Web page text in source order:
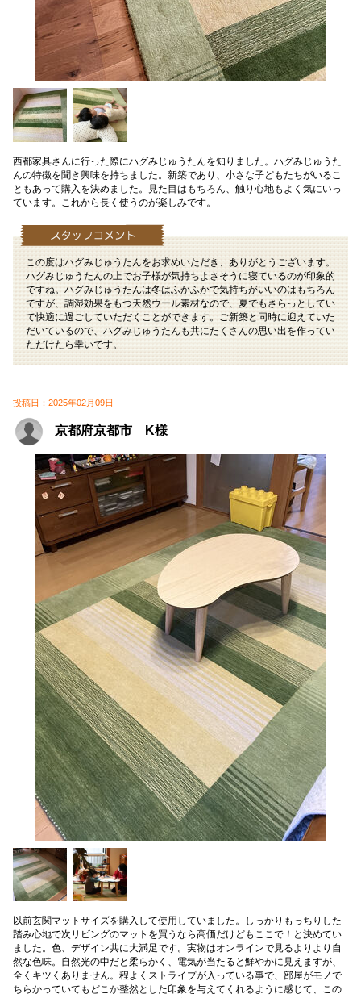
西都家具さんに行った際にハグみじゅうたんを知りました。ハグみじゅうた
んの特徴を聞き興味を持ちました。新築であり、小さな子どもたちがいるこ
ともあって購入を決めました。見た目はもちろん、触り心地もよく気にいっ
ています。これから長く使うのが楽しみです。
この度はハグみじゅうたんをお求めいただき、ありがとうございます。
ハグみじゅうたんの上でお子様が気持ちよさそうに寝ているのが印象的
ですね。ハグみじゅうたんは冬はふかふかで気持ちがいいのはもちろん
ですが、調湿効果をもつ天然ウール素材なので、夏でもさらっとしてい
て快適に過ごしていただくことができます。ご新築と同時に迎えていた
だいているので、ハグみじゅうたんも共にたくさんの思い出を作ってい
ただけたら幸いです。
投稿日：2025年02月09日
京都府京都市 K様
以前玄関マットサイズを購入して使用していました。しっかりもっちりした
踏み心地で次リビングのマットを買うなら高価だけどもここで！と決めてい
ました。色、デザイン共に大満足です。実物はオンラインで見るよりより自
然な色味。自然光の中だと柔らかく、電気が当たると鮮やかに見えますが、
全くキツくありません。程よくストライプが入っている事で、部屋がモノで
ちらかっていてもどこか整然とした印象を与えてくれるように感じて、この